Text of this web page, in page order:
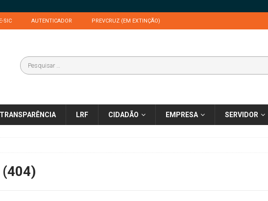
SIC AUTENTICADOR PREVCRUZ (EM EXTINÇÃO)
TRANSPARÊNCIA LRF CIDADÃO EMPRESA SERVIDOR